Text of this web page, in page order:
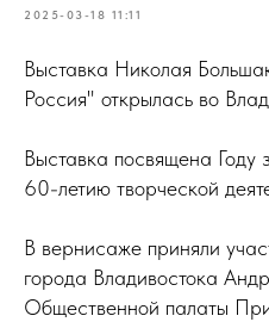
2025-03-18 11:11
Выставка Николая
Россия" открылась во
Выставка посвящена Году
60-летию творческой
В вернисаже приняли
города Владивостока
Общественной палаты